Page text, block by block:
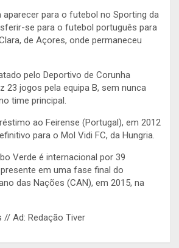
para o futebol no Sporting da
se para o futebol português para
de Açores, onde permaneceu
pelo Deportivo de Corunha
23 jogos pela equipa B, sem nunca
time principal.
ao Feirense (Portugal), em 2012
para o Mol Vidi FC, da Hungria.
Verde é internacional por 39
em uma fase final do
das Nações (CAN), em 2015, na
Ad: Redação Tiver